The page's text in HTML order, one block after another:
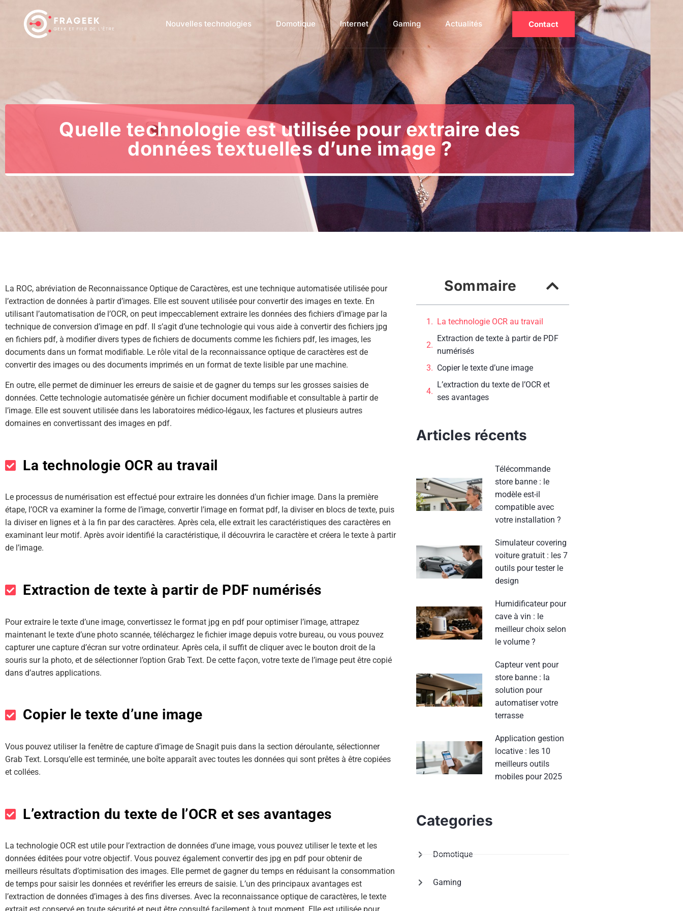
Nouvelles technologies Domotique Internet Gaming Actualités Contact
Quelle technologie est utilisée pour extraire des
données textuelles d’une image ?
La ROC, abréviation de Reconnaissance Optique de Caractères, est une technique automatisée utilisée pour
l’extraction de données à partir d’images. Elle est souvent utilisée pour convertir des images en texte. En
utilisant l’automatisation de l’OCR, on peut impeccablement extraire les données des fichiers d’image par la
technique de conversion d’image en pdf. Il s’agit d’une technologie qui vous aide à convertir des fichiers jpg
en fichiers pdf, à modifier divers types de fichiers de documents comme les fichiers pdf, les images, les
documents dans un format modifiable. Le rôle vital de la reconnaissance optique de caractères est de
convertir des images ou des documents imprimés en un format de texte lisible par une machine.
En outre, elle permet de diminuer les erreurs de saisie et de gagner du temps sur les grosses saisies de
données. Cette technologie automatisée génère un fichier document modifiable et consultable à partir de
l’image. Elle est souvent utilisée dans les laboratoires médico-légaux, les factures et plusieurs autres
domaines en convertissant des images en pdf.
La technologie OCR au travail
Le processus de numérisation est effectué pour extraire les données d’un fichier image. Dans la première
étape, l’OCR va examiner la forme de l’image, convertir l’image en format pdf, la diviser en blocs de texte, puis
la diviser en lignes et à la fin par des caractères. Après cela, elle extrait les caractéristiques des caractères en
examinant leur motif. Après avoir identifié la caractéristique, il découvrira le caractère et créera le texte à partir
de l’image.
Extraction de texte à partir de PDF numérisés
Pour extraire le texte d’une image, convertissez le format jpg en pdf pour optimiser l’image, attrapez
maintenant le texte d’une photo scannée, téléchargez le fichier image depuis votre bureau, ou vous pouvez
capturer une capture d’écran sur votre ordinateur. Après cela, il suffit de cliquer avec le bouton droit de la
souris sur la photo, et de sélectionner l’option Grab Text. De cette façon, votre texte de l’image peut être copié
dans d’autres applications.
Copier le texte d’une image
Vous pouvez utiliser la fenêtre de capture d’image de Snagit puis dans la section déroulante, sélectionner
Grab Text. Lorsqu’elle est terminée, une boîte apparaît avec toutes les données qui sont prêtes à être copiées
et collées.
L’extraction du texte de l’OCR et ses avantages
La technologie OCR est utile pour l’extraction de données d’une image, vous pouvez utiliser le texte et les
données éditées pour votre objectif. Vous pouvez également convertir des jpg en pdf pour obtenir de
meilleurs résultats d’optimisation des images. Elle permet de gagner du temps en réduisant la consommation
de temps pour saisir les données et revérifier les erreurs de saisie. L’un des principaux avantages est
l’extraction de données d’images à des fins diverses. Avec la reconnaissance optique de caractères, le texte
Sommaire
La technologie OCR au travail
Extraction de texte à partir de PDF
numérisés
Copier le texte d’une image
L’extraction du texte de l’OCR et
ses avantages
Articles récents
Télécommande
store banne : le
modèle est-il
compatible avec
votre installation ?
Simulateur covering
voiture gratuit : les 7
outils pour tester le
design
Humidificateur pour
cave à vin : le
meilleur choix selon
le volume ?
Capteur vent pour
store banne : la
solution pour
automatiser votre
terrasse
Application gestion
locative : les 10
meilleurs outils
mobiles pour 2025
Categories
Domotique
Gaming